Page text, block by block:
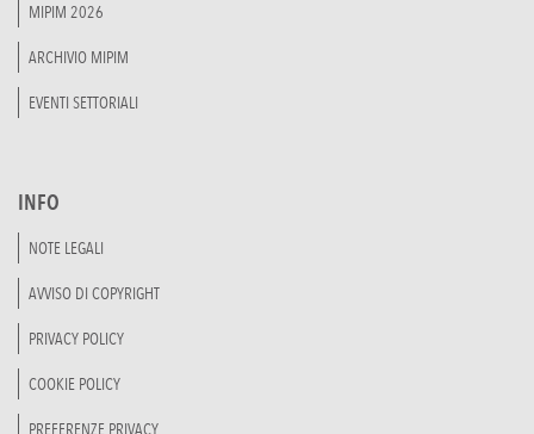
MIPIM 2026
ARCHIVIO MIPIM
EVENTI SETTORIALI
INFO
NOTE LEGALI
AVVISO DI COPYRIGHT
PRIVACY POLICY
COOKIE POLICY
PREFERENZE PRIVACY